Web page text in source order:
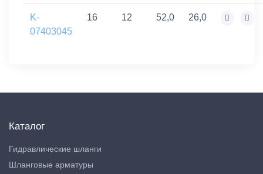
K-
07403045
16 12 52,0 26,0
Каталог
Гидравлические шланги
Шланговые арматуры